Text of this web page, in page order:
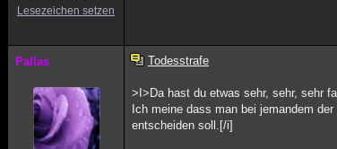
Lesezeichen setzen
Pallas Todesstrafe
>I>Da hast du etwas sehr, sehr, sehr
Ich meine dass man bei jemandem
entscheiden soll.[/i]